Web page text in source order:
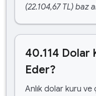
(22.104,67 TL) baz
40.114 Dolar
Eder?
Anlık dolar kuru ve